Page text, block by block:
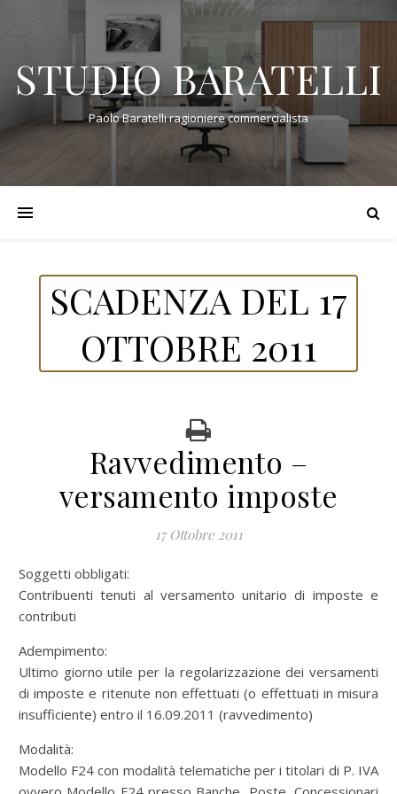
STUDIO BARATELLI
Paolo Baratelli ragioniere commercialista
SCADENZA DEL 17
OTTOBRE 2011
Ravvedimento –
versamento imposte
17 Ottobre 2011
Soggetti obbligati:
Contribuenti tenuti al versamento unitario di imposte e
contributi
Adempimento:
Ultimo giorno utile per la regolarizzazione dei versamenti
di imposte e ritenute non effettuati (o effettuati in misura
insufficiente) entro il 16.09.2011 (ravvedimento)
Modalità:
Modello F24 con modalità telematiche per i titolari di P. IVA